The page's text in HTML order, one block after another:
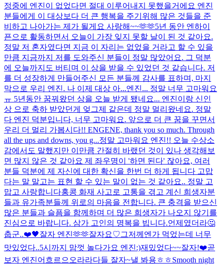
정중에 엔진이 없었다면 절대 이루어내지 못했을거에요 엔진
분들에게 이 대상보다 더 큰 행복을 주기위해 많은 것들을 준
비하고 나아가는 제가 될게요 사랑해~~🫶🫶5년 동안 엔하이
픈으로 활동하면서 오늘이 가장 잊지 못할 날이 된 것 같아요.
정말 저 혼자였다면 지금 이 자리는 없었을 거라고 할 수 있을
만큼 지금까지 저를 도와주신 분들이 정말 많았어요. 그 덕분
에 오늘까지도 버티며 이 상을 받을 수 있었던 것 같습니다. 저
를 더 성장하게 만들어주신 모든 분들께 감사를 표하며, 마지
막으로 우리 엔진. 나 이제 대상 아...엔진... 정말 너무 고마워요
ㅠ 5년동안 꿈꿔왔던 상을 오늘 받게 됐네요... 엔진이랑 신인
상 으로 축하 받았던게 엊그제 같은데 정말 멀리왔네요. 정말
다 엔진 덕분입니다, 너무 고마워요. 앞으로 더 큰 꿈을 꾸면서
우리 더 멀리 가봅시다!! ENGENE, thank you so much. Through
all the ups and downs, you g...정말 고마워요 엔진!! 오늘 수상소
감에서도 말했지만 이만큼 간절히 바랬던 것이 있나 생각해보
면 많지 않은 것 같아요 제 좌우명이 '하면 된다' 잖아요, 여러
분들 덕분에 제 자신에 대한 확신을 한번 더 하게 됩니다 고맙
다는 말 말고는 표현 할 수 있는 말이 없는 것 같아요.. 정말 고
맙고 사랑합니다홍콩 화재 사고로 고통을 겪고 계신 희생자분
들과 유가족분들께 위로의 마음을 전합니다. 큰 충격을 받으신
많은 분들과 슬픔을 함께하며 더 많은 희생자가 나오지 않기를
진심으로 바랍니다. 삼가 고인의 명복을 빕니다.언제였더라🤔
춥군..❤️🖤잘자 엔진🫶🫶잘자요♡그저께엔가 먹었는데 너무
맛있었다..5시까지 맘껏 놀다가요 엔진:)재밌었다~~잘자!❤️곧
보자 엔진어흐르으오라라다들 잘자~낼 봐용ㅎㅎSmooth night